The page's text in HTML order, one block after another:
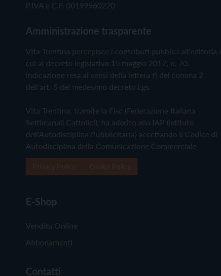
P.IVA e C.F. 00199960220
Amministrazione trasparente
Vita Trentina percepisce i contributi pubblici all'editoria
cui al decreto legislativo 15 maggio 2017, n. 70.
Indicazione resa ai sensi della lettera f) del comma 2
dell'art. 5 del medesimo decreto Lgs.
Vita Trentina, tramite la Fisc (Federazione Italiana
Settimanali Cattolici), ha aderito allo IAP (Istituto
dell'Autodisciplina Pubblicitaria) accettando il Codice di
Autodisciplina della Comunicazione Commerciale
E-Shop
Vendita Online
Abbonamenti
Contatti